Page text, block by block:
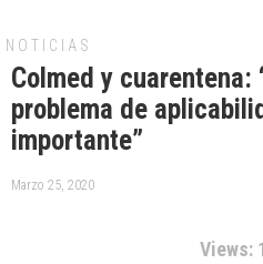
NOTICIAS
Colmed y cuarentena:
problema de
importante”
Marzo 25, 2020
Views: